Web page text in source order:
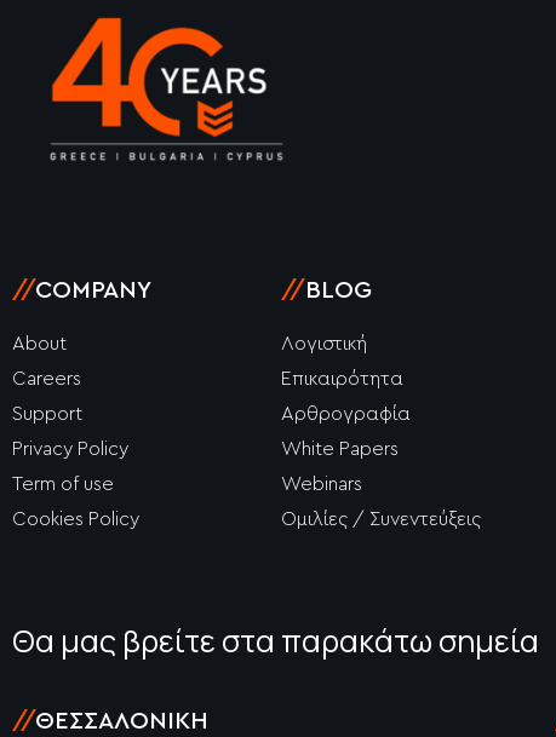
//COMPANY
About
Careers
Support
Privacy Policy
Term of use
Cookies Policy
//BLOG
Λογιστική
Επικαιρότητα
Αρθρογραφία
White Papers
Webinars
Ομιλίες / Συνεντεύξεις
Θα μας βρείτε στα παρακάτω σημεία
//ΘΕΣΣΑΛΟΝΊΚΗ